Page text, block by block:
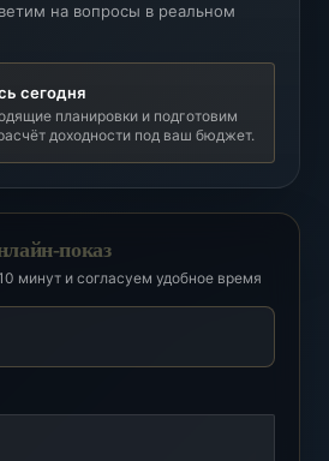
на вопросы в реальном
сегодня
планировки и подготовим
доходности под ваш бюджет.
показ
минут и согласуем удобное время